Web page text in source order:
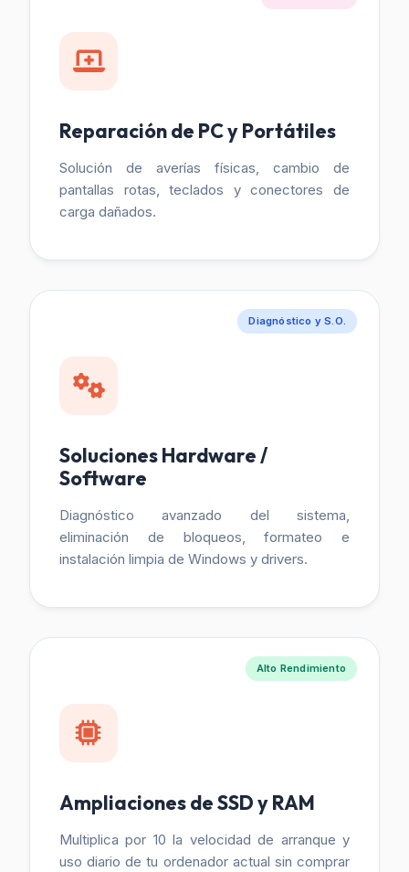
Reparación de PC y Portátiles
Solución de averías físicas, cambio de
pantallas rotas, teclados y conectores de
carga dañados.
Diagnóstico y S.O.
Soluciones Hardware /
Software
Diagnóstico avanzado del sistema,
eliminación de bloqueos, formateo e
instalación limpia de Windows y drivers.
Alto Rendimiento
Ampliaciones de SSD y RAM
Multiplica por 10 la velocidad de arranque y
uso diario de tu ordenador actual sin comprar